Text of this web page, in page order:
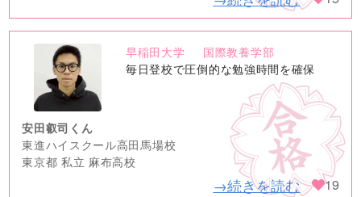
no
image
早稲田大学
国際教養学部
毎日登校で圧倒的な勉強時間を確保
安田叡司くん
東進ハイスクール高田馬場校
東京都 私立 麻布高校
→続きを読む 19